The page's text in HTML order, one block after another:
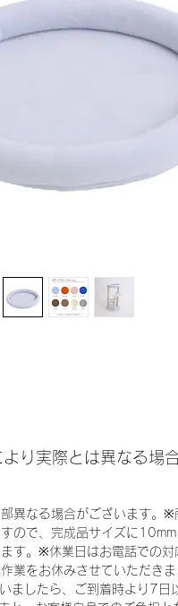
り実際とは異なる場
異なる場合がございます。※
ので、完成品サイズに10mm
す。※休業日はお電話での対
業をお休みさせていただきま
ましたら、ご到着時より7日